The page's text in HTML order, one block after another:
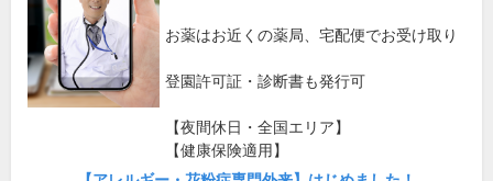
お薬はお近くの薬局、宅配便でお受け取り
登園許可証・診断書も発行可
【夜間休日・全国エリア】
【健康保険適用】